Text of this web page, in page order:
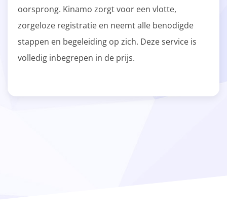
oorsprong. Kinamo zorgt voor een vlotte,
zorgeloze registratie en neemt alle benodigde
stappen en begeleiding op zich. Deze service is
volledig inbegrepen in de prijs.